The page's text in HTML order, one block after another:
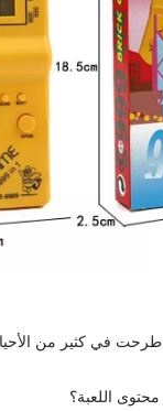
طرحت في كثير من
اللعبة؟